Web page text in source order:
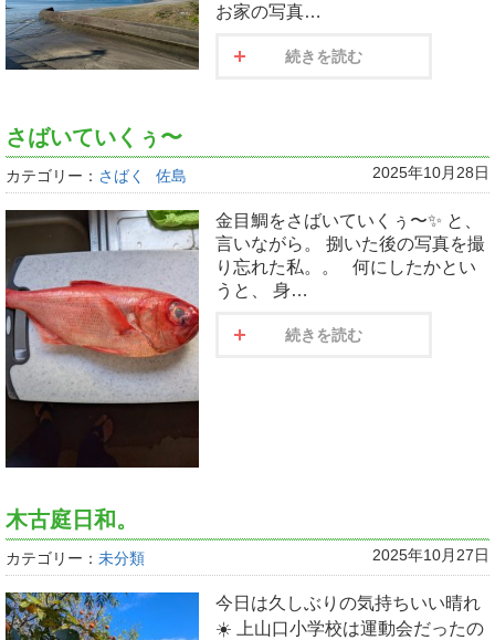
お家の写真…
続きを読む
さばいていくぅ〜
カテゴリー： さばく 佐島 2025年10月28日
金目鯛をさばいていくぅ〜✨️ と、
言いながら。 捌いた後の写真を撮
り忘れた私。。 何にしたかとい
うと、 身…
続きを読む
木古庭日和。
カテゴリー： 未分類 2025年10月27日
今日は久しぶりの気持ちいい晴れ
☀️ 上山口小学校は運動会だったの